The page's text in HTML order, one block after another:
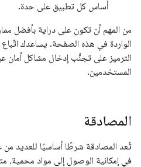
أساس كل تطبيق على حدة.
الواردة في هذه الصفحة. يساعدك
الترميز على تجنُّب إدخال مشاكل أمان
المستخدمين.
المصادقة
تُعد المصادقة شرطًا أساسيًا للعديد من
في إمكانية الوصول إلى مواد محمية،